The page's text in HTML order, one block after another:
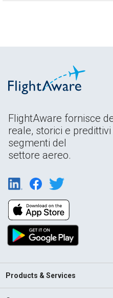
FlightAware fornisce
reale, storici e
segmenti del
settore aereo.
Products & Services